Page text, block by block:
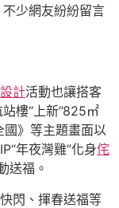
少網友紛紛留言
計活動也讓搭客
樓“上新”825㎡
》等主題畫面以
年夜灣雞”化身侘
送福。
閃、揮春送福等